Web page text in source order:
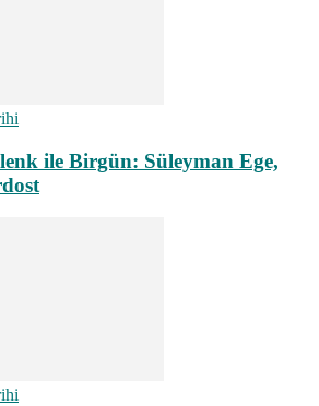
ile Birgün: Süleyman Ege,